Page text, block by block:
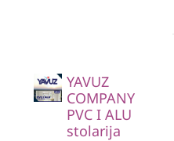
YAVUZ
COMPANY
PVC I ALU
stolarija